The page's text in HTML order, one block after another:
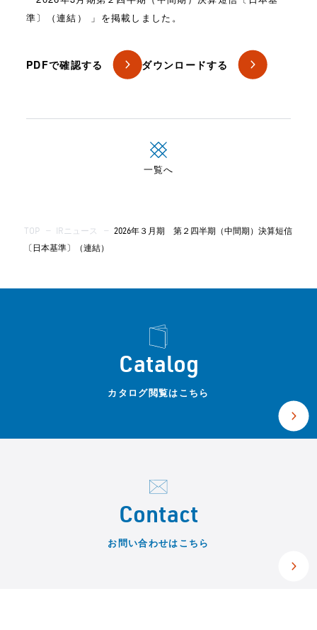
準〕（連結） 」を掲載しました。
PDFで確認する ダウンロードする
一覧へ
TOP — IRニュース —
2026年３月期 第２四半期（中間期）決算短信
〔日本基準〕（連結）
Catalog
カタログ閲覧はこちら
Contact
お問い合わせはこちら